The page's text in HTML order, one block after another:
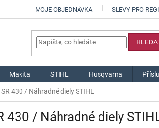
MOJE OBJEDNÁVKA SLEVY PRO
Makita STIHL Husqvarna
SR 430 / Náhradné diely STIHL
430 / Náhradné diely